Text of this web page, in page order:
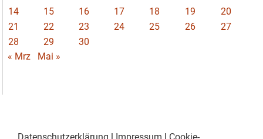
14
15 16 17 18 19
20
21
22 23 24 25 26
27
28
29
30
« Mrz
Mai »
Datenschutzerklärung | Impressum | Cookie-